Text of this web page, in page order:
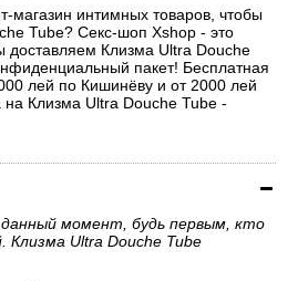
магазин интимных товаров, чтобы
Tube? Секс-шоп Xshop - это
Клизма Ultra Douche
пакет! Бесплатная
лей по Кишинёву и от 2000 лей
Клизма Ultra Douche Tube -
момент, будь первым, кто
Ultra Douche Tube